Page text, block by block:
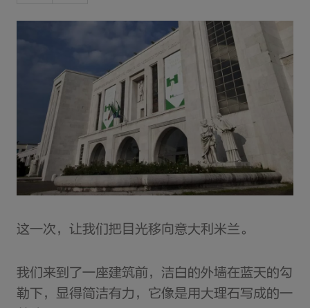
这一次，让我们把目光移向意大利米兰。
我们来到了一座建筑前，洁白的外墙在蓝天的勾
勒下，显得简洁有力，它像是用大理石写成的一